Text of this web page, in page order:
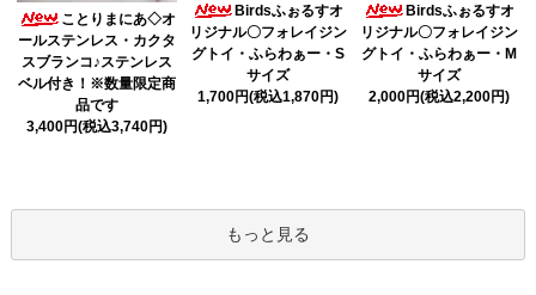
ことりまにあ◇オ
ールステンレス・カクタ
スブランコ♪ステンレス
ベル付き！※数量限定商
品です
3,400円(税込3,740円)
Birdsふぉるすオ
リジナル〇フォレイジン
グトイ・ふらわぁー・S
サイズ
1,700円(税込1,870円)
Birdsふぉるすオ
リジナル〇フォレイジン
グトイ・ふらわぁー・M
サイズ
2,000円(税込2,200円)
もっと見る